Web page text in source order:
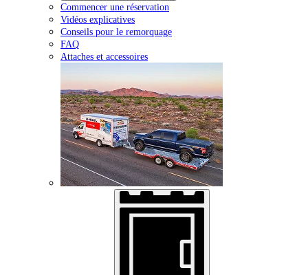
Commencer une réservation
Vidéos explicatives
Conseils pour le remorquage
FAQ
Attaches et accessoires